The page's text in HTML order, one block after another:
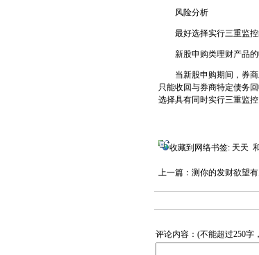
风险分析
最好选择实行三重监控
新股申购类理财产品的
当新股申购期间，券商
只能收回与券商特定债务
选择具有同时实行三重监
收藏到网络书签: 天天
上一篇： 测你的发财欲望有
评论内容：(不能超过250字